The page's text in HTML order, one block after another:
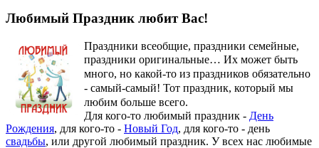
Любимый Праздник любит Вас!
Праздники всеобщие, праздники семейные,
праздники оригинальные… Их может быть
много, но какой-то из праздников обязательно
- самый-самый! Тот праздник, который мы
любим больше всего.
Для кого-то любимый праздник - День
Рождения, для кого-то - Новый Год, для кого-то - день
свадьбы, или другой любимый праздник. У всех нас любимые